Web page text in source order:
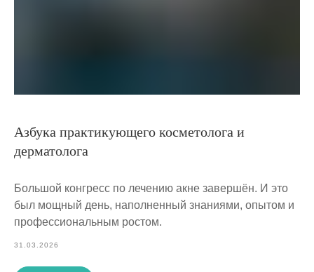
Азбука практикующего косметолога и
дерматолога
Большой конгресс по лечению акне завершён. И это
был мощный день, наполненный знаниями, опытом и
профессиональным ростом.
31.03.2026